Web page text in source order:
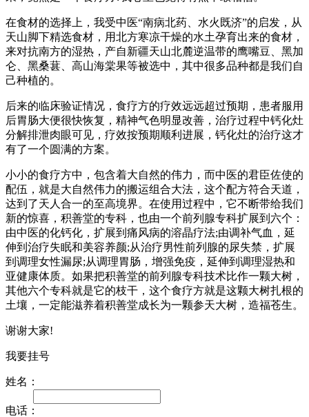
在食材的选择上，我受中医“南病北药、水火既济”的启发，从
天山脚下精选食材，用北方寒凉干燥的水土孕育出来的食材，
来对抗南方的湿热，产自新疆天山北麓逆温带的鹰嘴豆、黑加
仑、黑桑葚、高山海棠果等被选中，其中很多品种都是我们自
己种植的。
后来的临床验证情况，食疗方的疗效远远超过预期，患者服用
后胃肠大便很快恢复，精神气色明显改善，治疗过程中钙化灶
分解排泄肉眼可见，疗效按预期顺利进展，钙化灶的治疗这才
有了一个圆满的方案。
小小的食疗方中，包含着大自然的伟力，而中医的君臣佐使的
配伍，就是大自然伟力的搬运组合大法，这个配方符合天道，
达到了天人合一的至高境界。在使用过程中，它不断带给我们
新的惊喜，积善堂的专科，也由一个前列腺专科扩展到六个：
由中医的化钙化，扩展到痛风病的溶晶疗法;由调补气血，延
伸到治疗失眠和美容养颜;从治疗男性前列腺的尿失禁，扩展
到调理女性漏尿;从调理胃肠，增强免疫，延伸到调理湿热和
亚健康体质。如果把积善堂的前列腺专科技术比作一颗大树，
其他六个专科就是它的枝干，这个食疗方就是这颗大树扎根的
土壤，一定能滋养着积善堂成长为一颗参天大树，造福苍生。
谢谢大家!
我要挂号
姓名：
电话：